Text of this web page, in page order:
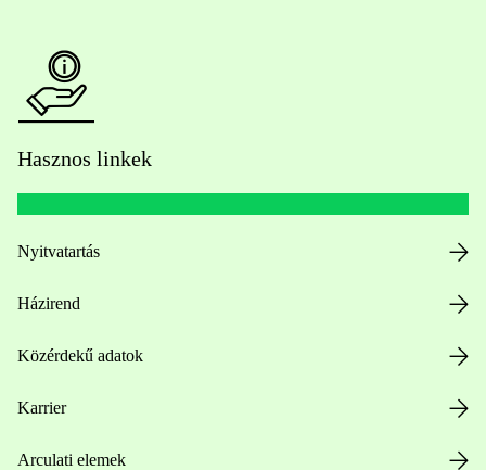
Hasznos linkek
Nyitvatartás
Házirend
Közérdekű adatok
Karrier
Arculati elemek